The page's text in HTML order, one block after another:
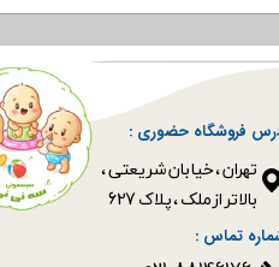
فروشگاه حضوری :
​​​​​​​تهران ، خیابان شریعتی ،
بالاتر از ملک ، پلاک 627​​​​​​​
تماس :